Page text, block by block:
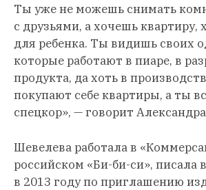
Ты уже не можешь снимать
с друзьями, а хочешь
для ребенка. Ты видишь своих
которые работают в пиаре, в
продукта, да хоть в
покупают себе квартиры, а ты
спецкор», — говорит
Шевелева работала в
российском «Би-би-си», писала
в 2013 году по приглашению